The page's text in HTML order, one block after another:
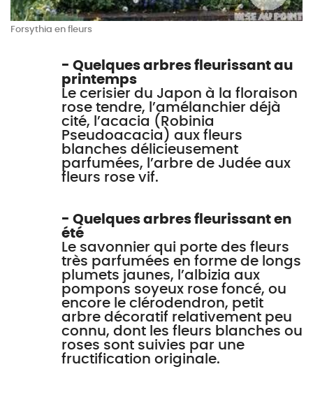
Forsythia en fleurs
- Quelques arbres fleurissant au
printemps
Le cerisier du Japon à la floraison
rose tendre, l’amélanchier déjà
cité, l’acacia (Robinia
Pseudoacacia) aux fleurs
blanches délicieusement
parfumées, l’arbre de Judée aux
fleurs rose vif.
- Quelques arbres fleurissant en
été
Le savonnier qui porte des fleurs
très parfumées en forme de longs
plumets jaunes, l’albizia aux
pompons soyeux rose foncé, ou
encore le clérodendron, petit
arbre décoratif relativement peu
connu, dont les fleurs blanches ou
roses sont suivies par une
fructification originale.